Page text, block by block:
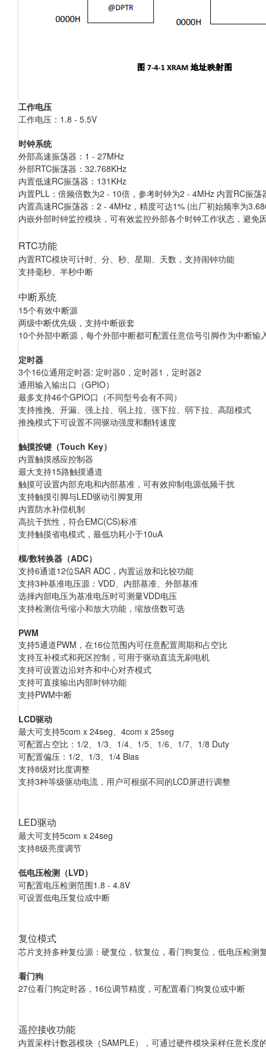
工作电压
工作电压：1.8 - 5.5V
时钟系统
外部高速振荡器：1 - 27MHz
外部RTC振荡器：32.768KHz
内置低速RC振荡器：131KHz
内置PLL ：倍频倍数为2 - 10倍，参考时钟为2 - 4MHz 内置RC振荡
内置高速RC振荡器：2 - 4MHz，精度可达1% (出厂初始频率为
内嵌外部时钟监控模块，可有效监控外部各个时钟工作状态，避免
RTC功能
内置RTC模块可计时、分、秒、星期、天数，支持闹钟功能
支持毫秒、半秒中断
中断系统
15个有效中断源
两级中断优先级，支持中断嵌套
10个外部中断源，每个外部中断都可配置任意信号引脚作为中断输
定时器
3个16位通用定时器: 定时器0，定时器1，定时器2
通用输入输出口（GPIO）
最多支持46个GPIO口（不同型号会有不同）
支持推挽、开漏、强上拉、弱上拉、强下拉、弱下拉、高阻模式
推挽模式下可设置不同驱动强度和翻转速度
触摸按键（Touch Key）
内置触摸感应控制器
最大支持15路触摸通道
触摸可设置内部充电和内部基准，可有效抑制电源低频干扰
支持触摸引脚与LED驱动引脚复用
内置防水补偿机制
高抗干扰性，符合EMC(CS)标准
支持触摸省电模式，最低功耗小于10uA
模/数转换器（ADC）
支持6通道12位SAR ADC，内置运放和比较功能
支持3种基准电压源：VDD、内部基准、外部基准
选择内部电压为基准电压时可测量VDD电压
支持检测信号缩小和放大功能，缩放倍数可选
PWM
支持5通道PWM，在16位范围内可任意配置周期和占空比
支持互补模式和死区控制，可用于驱动直流无刷电机
支持可设置边沿对齐和中心对齐模式
支持可直接输出内部时钟功能
支持PWM中断
LCD驱动
最大可支持5com x 24seg、4com x 25seg
可配置占空比：1/2、1/3、1/4、1/5、1/6、1/7、1/8 Duty
可配置偏压：1/2、1/3、1/4 Bias
支持8级对比度调整
支持3种等级驱动电流，用户可根据不同的LCD屏进行调整
LED驱动
最大可支持5com x 24seg
支持8级亮度调节
低电压检测（LVD）
可配置电压检测范围1.8 - 4.8V
可设置低电压复位或中断
复位模式
芯片支持多种复位源：硬复位，软复位，看门狗复位，低电压检测
看门狗
27位看门狗定时器，16位调节精度，可配置看门狗复位或中断
遥控接收功能
内置采样计数器模块（SAMPLE），可通过硬件模块采样任意长度